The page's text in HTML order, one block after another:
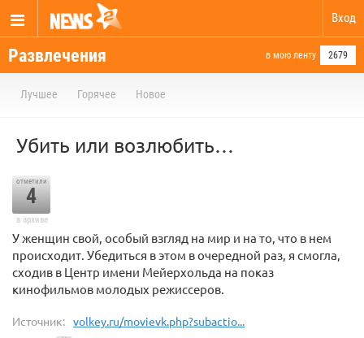
Вход
Развлечения в мою ленту 2679
Лучшее Горячее Новое
Убить или возлюбить…
отметили
4
в архиве
У женщин свой, особый взгляд на мир и на то, что в нем
происходит. Убедиться в этом в очередной раз, я смогла,
сходив в Центр имени Мейерхольда на показ
кинофильмов молодых режиссеров.
Источник: volkey.ru/movievk.php?subactio...